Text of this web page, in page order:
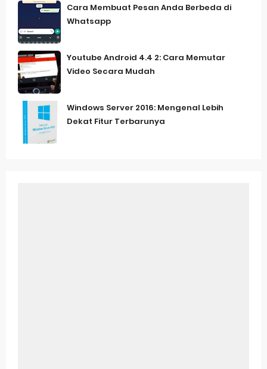
Cara Membuat Pesan Anda Berbeda di
Whatsapp
Youtube Android 4.4 2: Cara Memutar
Video Secara Mudah
Windows Server 2016: Mengenal Lebih
Dekat Fitur Terbarunya